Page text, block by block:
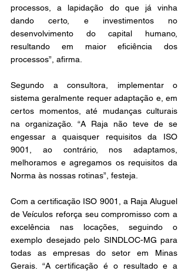
processos, a lapidação do que já vinha
dando certo, e investimentos no
desenvolvimento do capital humano,
resultando em maior eficiência dos
processos”, afirma.
Segundo a consultora, implementar o
sistema geralmente requer adaptação e, em
certos momentos, até mudanças culturais
na organização. “A Raja não teve de se
engessar a quaisquer requisitos da ISO
9001, ao contrário, nos adaptamos,
melhoramos e agregamos os requisitos da
Norma às nossas rotinas”, festeja.
Com a certificação ISO 9001, a Raja Aluguel
de Veículos reforça seu compromisso com a
excelência nas locações, seguindo o
exemplo desejado pelo SINDLOC-MG para
todas as empresas do setor em Minas
Gerais. “A certificação é o resultado e a